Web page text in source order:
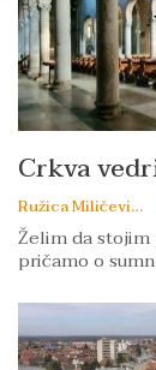
Crkva
Ružica Miličević
Želim da stojim
pričamo o